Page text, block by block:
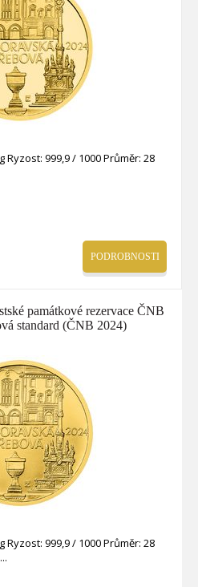
999,9 / 1000 Průměr: 28
PODROBNOSTI
památkové rezervace ČNB
standard (ČNB 2024)
999,9 / 1000 Průměr: 28